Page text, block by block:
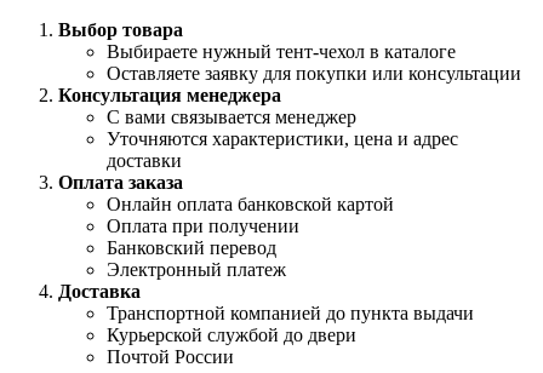
Выбор товара
Выбираете нужный тент-чехол в каталоге
Оставляете заявку для покупки или консультации
Консультация менеджера
С вами связывается менеджер
Уточняются характеристики, цена и адрес
доставки
Оплата заказа
Онлайн оплата банковской картой
Оплата при получении
Банковский перевод
Электронный платеж
Доставка
Транспортной компанией до пункта выдачи
Курьерской службой до двери
Почтой России